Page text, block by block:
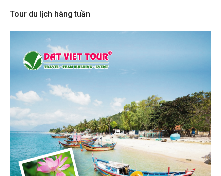
Tour du lịch hàng tuần